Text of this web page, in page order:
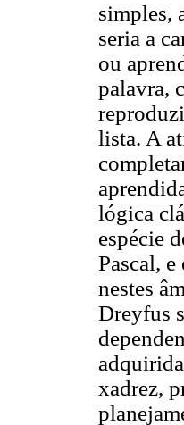
simples,
seria a
ou
palavra,
lista. A
lógica
espécie
Pascal,
nestes
Dreyfus
xadrez,